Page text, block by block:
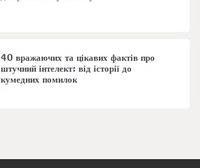
40 вражаючих та цікавих фактів про
штучний інтелект: від історії до
кумедних помилок